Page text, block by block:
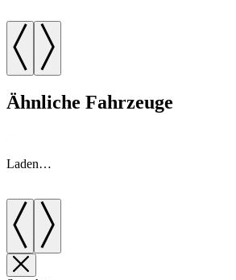
Ähnliche Fahrzeuge
Laden…